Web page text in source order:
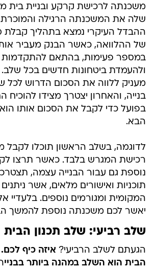
משכנתה לרכישת קרקע ובניית בית
שלה את המשכנתה הרגילה והמוכרת
ההבדל העיקרי נמצא בתהליך קבלת
של ההלוואה, כאשר הבנק מעביר
במספר פעימות, בהתאם להתקדמות
ולהעמדת ביטחונות חדשים בכל
מעניק ללווה את הסכום הדרוש לכל
בנייה, והאחרון יצטרך מצידו
בפועל כדי לקבל את הסכום אותו
הבא.
לדוגמה, בשלב הראשון תוכלו לקבל
רכישת המגרש בלבד. כאשר תרצו
נוספת גם עבור הבנייה עצמה,
תוכניות ואישורים מלאים, אשר
המקומית ומגורמים נוספים. בלעדיי
יאשר לכם משכנתה נוספת להמשך
שלב רביעי: שלב תכנון הבית
הגעתם לשלב הרביעי? איזה כיף
הבית הוא השלב במהנה ביותר בבניי